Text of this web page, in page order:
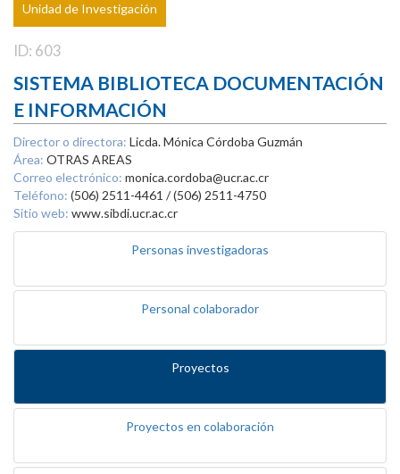
Unidad de Investigación
ID: 603
SISTEMA BIBLIOTECA DOCUMENTACIÓN
E INFORMACIÓN
Director o directora: Licda. Mónica Córdoba Guzmán
Área: OTRAS AREAS
Correo electrónico: monica.cordoba@ucr.ac.cr
Teléfono: (506) 2511-4461 / (506) 2511-4750
Sitio web: www.sibdi.ucr.ac.cr
Personas investigadoras
Personal colaborador
Proyectos
Proyectos en colaboración